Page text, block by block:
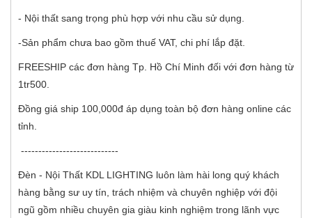
- Nội thất sang trọng phù hợp với nhu cầu sử dụng.
-Sản phẩm chưa bao gồm thuế VAT, chi phí lắp đặt.
FREESHIP các đơn hàng Tp. Hồ Chí Minh đối với đơn hàng từ
1tr500.
Đồng giá ship 100,000đ áp dụng toàn bộ đơn hàng online các
tỉnh.
----------------------------
Đèn - Nội Thất KDL LIGHTING luôn làm hài long quý khách
hàng bằng sư uy tín, trách nhiệm và chuyên nghiệp với đội
ngũ gồm nhiều chuyên gia giàu kinh nghiệm trong lãnh vực